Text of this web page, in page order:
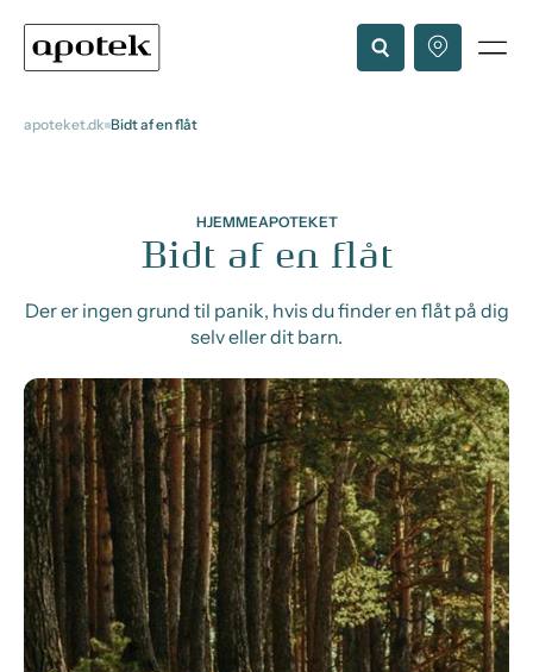
apoteket.dk Bidt af en flåt
HJEMMEAPOTEKET
Bidt af en flåt
Der er ingen grund til panik, hvis du finder en flåt på dig
selv eller dit barn.